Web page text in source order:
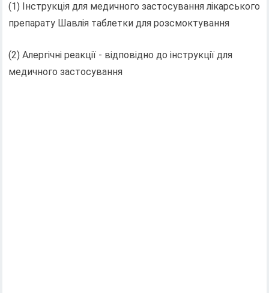
(1) Інструкція для медичного застосування лікарського
препарату Шавлія таблетки для розсмоктування
(2) Алергічні реакції - відповідно до інструкції для
медичного застосування